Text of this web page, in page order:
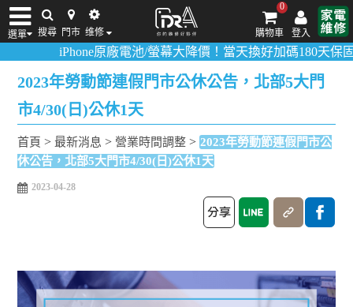
選單 搜尋 門市 维修 登入
0
購物車
iPhone維修/價格 筆電維修/價格 Android手機維修/價格 MacBook維修/價
iPhone原廠電池/螢幕大降價！當天換好加碼180天保固！活
2023年勞動節連假門市公休公告，北部5大門
市4/30(日)公休1天
首頁 >最新消息 > 營業時間調整 > 2023年勞動節連假門市公
休公告，北部5大門市4/30(日)公休1天
2023-04-28